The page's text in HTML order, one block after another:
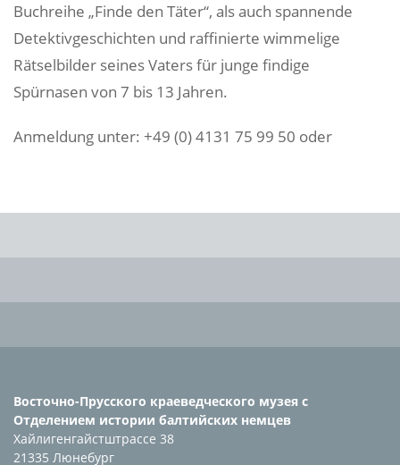
Buchreihe „Finde den Täter“, als auch spannende
Detektivgeschichten und raffinierte wimmelige
Rätselbilder seines Vaters für junge findige
Spürnasen von 7 bis 13 Jahren.
Anmeldung unter: +49 (0) 4131 75 99 50 oder
Восточно-Прусского краеведческого музея с
Отделением истории балтийских немцев
Хайлигенгайстштрассе 38
21335 Люнебург